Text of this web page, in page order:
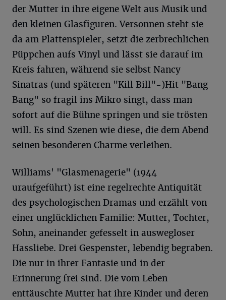
der Mutter in ihre eigene Welt aus Musik und
den kleinen Glasfiguren. Versonnen steht sie
da am Plattenspieler, setzt die zerbrechlichen
Püppchen aufs Vinyl und lässt sie darauf im
Kreis fahren, während sie selbst Nancy
Sinatras (und späteren "Kill Bill"-)Hit "Bang
Bang" so fragil ins Mikro singt, dass man
sofort auf die Bühne springen und sie trösten
will. Es sind Szenen wie diese, die dem Abend
seinen besonderen Charme verleihen.
Williams' "Glasmenagerie" (1944
uraufgeführt) ist eine regelrechte Antiquität
des psychologischen Dramas und erzählt von
einer unglücklichen Familie: Mutter, Tochter,
Sohn, aneinander gefesselt in auswegloser
Hassliebe. Drei Gespenster, lebendig begraben.
Die nur in ihrer Fantasie und in der
Erinnerung frei sind. Die vom Leben
enttäuschte Mutter hat ihre Kinder und deren